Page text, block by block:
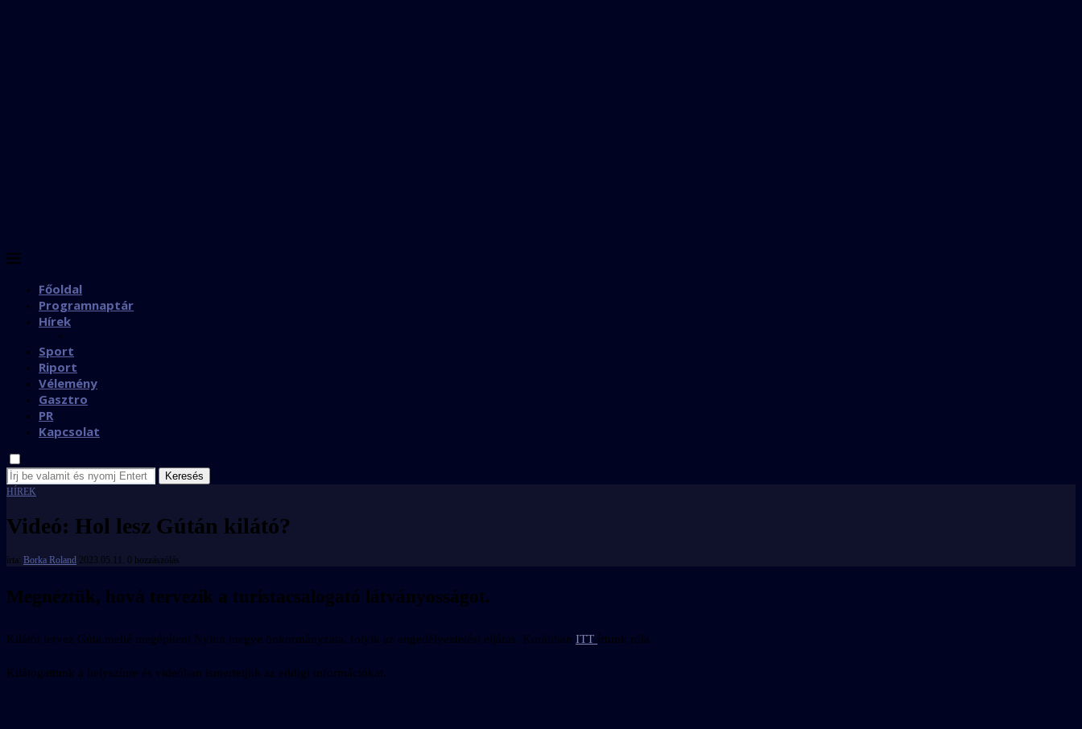
Főoldal
Programnaptár
Hírek
Sport
Riport
Vélemény
Gasztro
PR
Kapcsolat
Keresés
HÍREK
Videó: Hol lesz Gútán kilátó?
írta: Borka Roland 2023.05.11. 0 hozzászólás
Megnéztük, hová tervezik a turistacsalogató látványosságot.
Kilátót tervez Gúta mellé megépíteni Nyitra megye önkormányzata, folyik az engedélyeztetési eljárás. Korábban ITT írtunk róla.
Kilátogattunk a helyszínre és videóban ismertetjük az eddigi információkat.